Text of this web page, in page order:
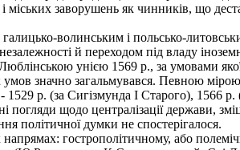
міських заворушень як чинників, що
волинським і польсько-
й переходом під владу
унією 1569 p., за умовами
умов значно загальмувався. Певною
р. (за Сигізмунда І Старого), 1566
щодо централізації держави,
політичної думки не спостерігалося.
гострополітичному, або